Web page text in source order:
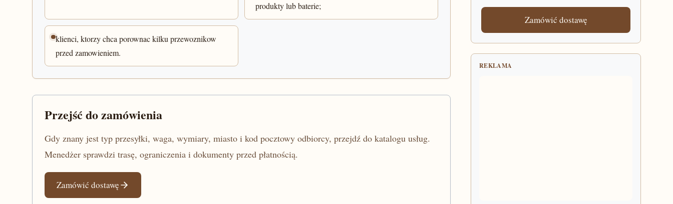
produkty lub baterie;
klienci, ktorzy chca porownac kilku przewoznikow
przed zamowieniem.
Przejść do zamówienia
Gdy znany jest typ przesyłki, waga, wymiary, miasto i kod pocztowy odbiorcy, przejdź do katalogu usług.
Menedżer sprawdzi trasę, ograniczenia i dokumenty przed płatnością.
Zamówić dostawę
Zamówić dostawę
REKLAMA